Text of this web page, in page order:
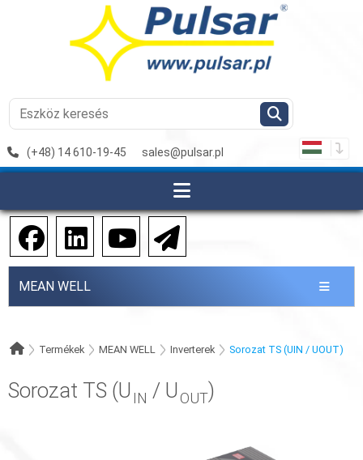
(+48) 14 610-19-45 sales@pulsar.pl
MEAN WELL
Termékek MEAN WELL Inverterek Sorozat TS (UIN / UOUT)
Sorozat TS (U IN / UOUT)